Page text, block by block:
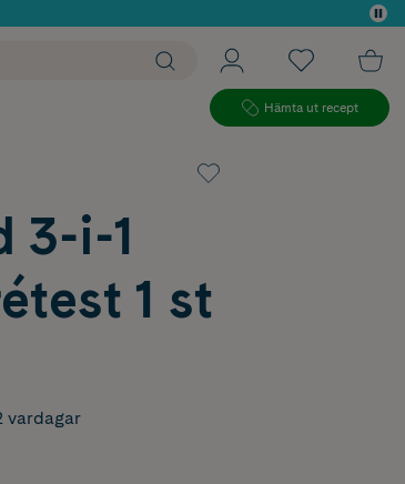
Hämta ut recept
3-i-1
1 st
vardagar